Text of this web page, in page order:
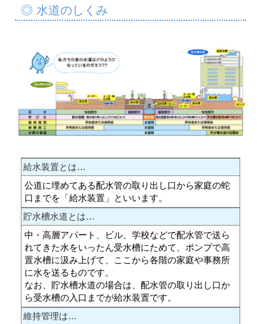
◎ 水道のしくみ
給水装置とは…
公道に埋めてある配水管の取り出し口から家庭の蛇
口までを「給水装置」といいます。
貯水槽水道とは…
中・高層アパート、ビル、学校などで配水管で送ら
れてきた水をいったん受水槽にためて、ポンプで高
置水槽に汲み上げて、ここから各階の家庭や事務所
に水を送るものです。
なお、貯水槽水道の場合は、配水管の取り出し口か
ら受水槽の入口までが給水装置です。
維持管理は…